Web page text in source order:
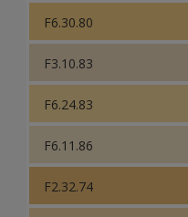
F6.30.80
F3.10.83
F6.24.83
F6.11.86
F2.32.74